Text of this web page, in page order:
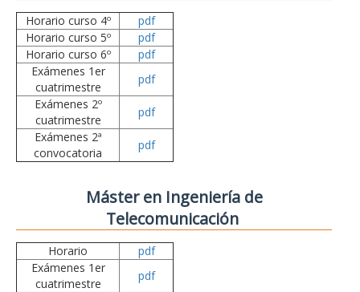
Horario curso 4º
pdf
Horario curso 5º
pdf
Horario curso 6º
pdf
Exámenes 1er
cuatrimestre
pdf
Exámenes 2º
cuatrimestre
pdf
Exámenes 2ª
convocatoria
pdf
Máster en Ingeniería de
Telecomunicación
Horario
pdf
Exámenes 1er
cuatrimestre
pdf